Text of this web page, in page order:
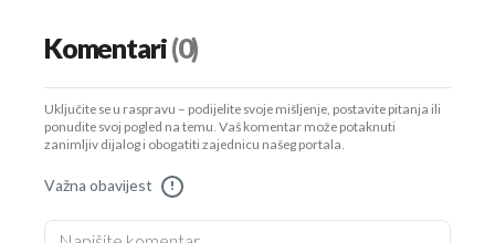
Komentari(0)
Uključite se u raspravu – podijelite svoje mišljenje, postavite pitanja ili
ponudite svoj pogled na temu. Vaš komentar može potaknuti
zanimljiv dijalog i obogatiti zajednicu našeg portala.
Važna obavijest !